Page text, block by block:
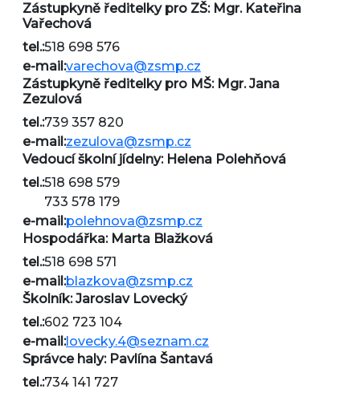
Zástupkyně ředitelky pro ZŠ: Mgr. Kateřina
Vařechová
tel.:518 698 576
e-mail:varechova@zsmp.cz
Zástupkyně ředitelky pro MŠ: Mgr. Jana
Zezulová
tel.:739 357 820
e-mail:zezulova@zsmp.cz
Vedoucí školní jídelny: Helena Polehňová
tel.:518 698 579
733 578 179
e-mail:polehnova@zsmp.cz
Hospodářka: Marta Blažková
tel.:518 698 571
e-mail:blazkova@zsmp.cz
Školník: Jaroslav Lovecký
tel.:602 723 104
e-mail:lovecky.4@seznam.cz
Správce haly: Pavlína Šantavá
tel.:734 141 727